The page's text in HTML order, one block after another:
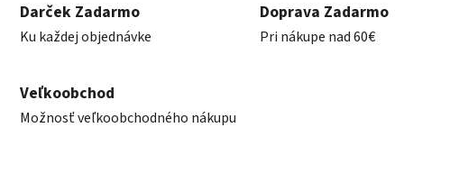
Darček Zadarmo
Ku každej objednávke
Doprava Zadarmo
Pri nákupe nad 60€
Veľkoobchod
Možnosť veľkoobchodného nákupu